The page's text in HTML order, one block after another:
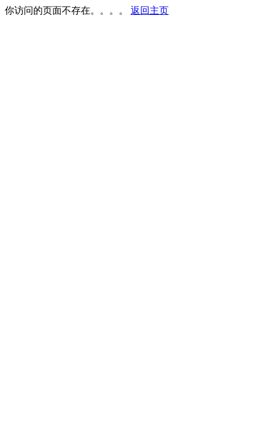
你访问的页面不存在。。。。 返回主页